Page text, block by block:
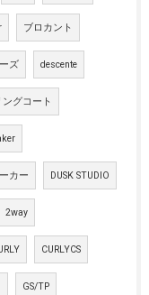
ブロカント
ズ descente
ングコート
カー DUSK STUDIO
2way
CURLYCS
GS/TP